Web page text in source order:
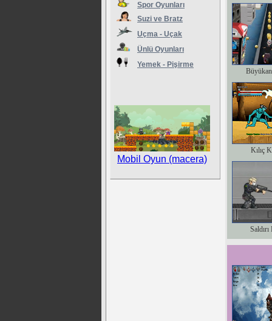
Spor Oyunları
Suzi ve Bratz
Uçma - Uçak
Ünlü Oyunları
Yemek - Pişirme
Mobil Oyun (macera)
Kılıç